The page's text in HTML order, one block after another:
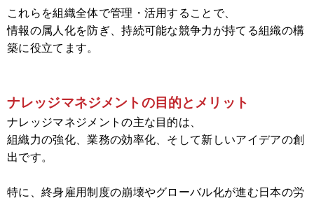
これらを組織全体で管理・活用することで、
情報の属人化を防ぎ、持続可能な競争力が持てる組織の構
築に役立てます。
ナレッジマネジメントの目的とメリット
ナレッジマネジメントの主な目的は、
組織力の強化、業務の効率化、そして新しいアイデアの創
出です。
特に、終身雇用制度の崩壊やグローバル化が進む日本の労